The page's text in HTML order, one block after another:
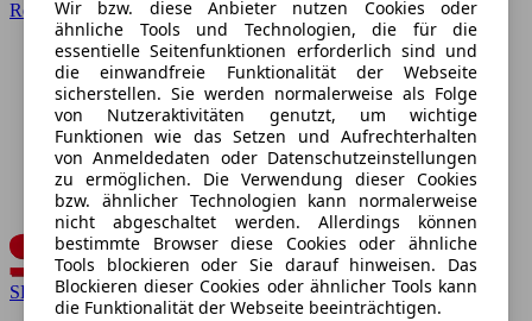
Renault
SEAT
Wir bzw. diese Anbieter nutzen Cookies oder
ähnliche Tools und Technologien, die für die
essentielle Seitenfunktionen erforderlich sind und
die einwandfreie Funktionalität der Webseite
sicherstellen. Sie werden normalerweise als Folge
von Nutzeraktivitäten genutzt, um wichtige
Funktionen wie das Setzen und Aufrechterhalten
von Anmeldedaten oder Datenschutzeinstellungen
zu ermöglichen. Die Verwendung dieser Cookies
bzw. ähnlicher Technologien kann normalerweise
nicht abgeschaltet werden. Allerdings können
bestimmte Browser diese Cookies oder ähnliche
Tools blockieren oder Sie darauf hinweisen. Das
Blockieren dieser Cookies oder ähnlicher Tools kann
die Funktionalität der Webseite beeinträchtigen.